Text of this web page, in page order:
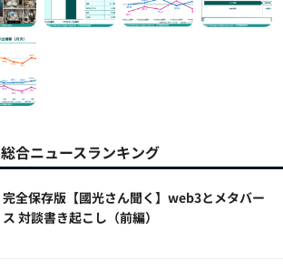
総合ニュースランキング
完全保存版【國光さん聞く】web3とメタバー
ス 対談書き起こし（前編）